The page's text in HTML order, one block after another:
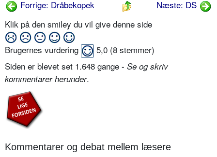
Forrige: Dråbekopek
Næste: DS
Klik på den smiley du vil give denne side
Brugernes vurdering 5,0 (8 stemmer)
Siden er blevet set 1.648 gange - Se og skriv
kommentarer herunder.
Kommentarer og debat mellem læsere